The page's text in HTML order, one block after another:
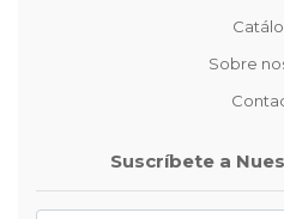
Sobre
Suscríbete a